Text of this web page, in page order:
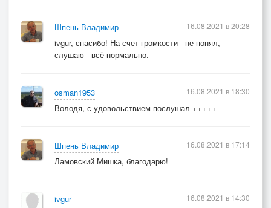
Шпень Владимир
ivgur, спасибо! На счет громкости - не понял,
слушаю - всё нормально.
16.08.2021 в 20:28
osman1953
Володя, с удовольствием послушал +++++
16.08.2021 в 18:30
Шпень Владимир
Ламовский Мишка, благодарю!
16.08.2021 в 17:14
ivgur
16.08.2021 в 14:30